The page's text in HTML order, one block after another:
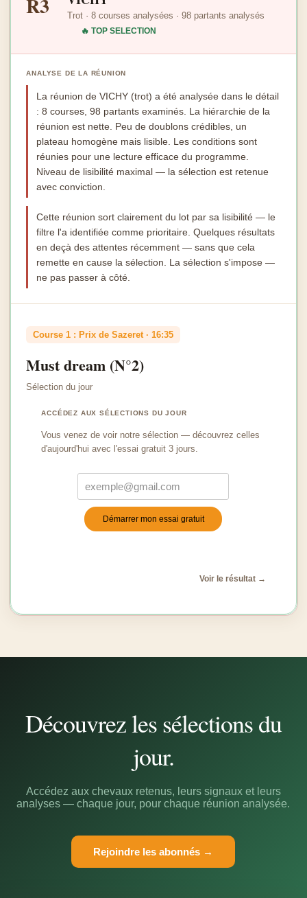
Trot · 8 courses analysées · 98 partants analysés
🔥 TOP SELECTION
ANALYSE DE LA RÉUNION
La réunion de VICHY (trot) a été analysée dans le détail
: 8 courses, 98 partants examinés. La hiérarchie de la
réunion est nette. Peu de doublons crédibles, un
plateau homogène mais lisible. Les conditions sont
réunies pour une lecture efficace du programme.
Niveau de lisibilité maximal — la sélection est retenue
avec conviction.
Cette réunion sort clairement du lot par sa lisibilité — le
filtre l'a identifiée comme prioritaire. Quelques résultats
en deçà des attentes récemment — sans que cela
remette en cause la sélection. La sélection s'impose —
ne pas passer à côté.
Course 1 : Prix de Sazeret · 16:35
Must dream (N°2)
Sélection du jour
ACCÉDEZ AUX SÉLECTIONS DU JOUR
Vous venez de voir notre sélection — découvrez celles
d'aujourd'hui avec l'essai gratuit 3 jours.
Démarrer mon essai gratuit
Voir le résultat →
Découvrez les sélections du
jour.
Accédez aux chevaux retenus, leurs signaux et leurs
analyses — chaque jour, pour chaque réunion analysée.
Rejoindre les abonnés →